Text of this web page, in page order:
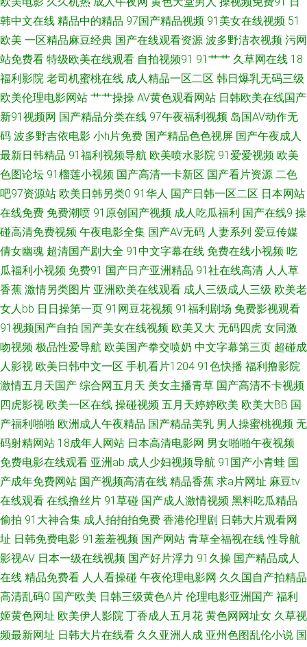
试看 91次元黄色页面 91探花导航 97香蕉影院 av在线资源电影 肏屄视频久
久 91肥BB导航在线 91超碰在线网站 性生交视频 日韩色影影院 日韩第9页
在线不卡视频一区 91黄址 91天作传媒 91视频免费网站 91黑丝激情福利视
色网址 91男人网 91色毛片视频在线 91王站 91老肥 91精品在线观看国产 91
看片 91黑丝尤物 影音先锋婷婷 伊人久久国产原创 91工厂 91欧美性片 91豆
花视频在线 91成人在线免费视频 夜色福利影院导航 天堂色豆花555 人人摸
人人色 男人的天堂综合网 少妇无码一区二区 午夜国产精品小福利 夜精品色
国产精品 天堂av东方 涩涩福利社 青青草原香蕉久久 伦理视频91 九九热黄
国产精品欧美在线网址 人人操操 日本阿V电影在线观看 婷婷五月深爱网 日韩
精品久久成人无码 日本αV在线观看 美欧日韩av 激情网快播 色97人妻露脸在
线 五月天丁香社区 伊人五月香蕉 五月天综合色图 日韩新片BT一二三 色色日
女人 青草91在线视频 美女WWW1口 久草免费福利资源站 亚洲变态另类综合
91n视频户外勾引 91精片 91秘成人秘密入口导航 91国产白丝 69性爱小视频
91工厂小视频 影音先锋AV少妇资源 91亚色视频下载 99精品国产视频 大香
蕉老怡红院 av资源天堂 中文字幕首页人妻91 成人日韩网址 肏福利社 AV老司
机资源网 九九热毛茸茸 另类aVAV 人人插人人AV网 欧美日韩成人黄色网址
AV在线直播 国产精品自在线 久久免费精品视频图片 精品国产欧美婷婷 国产
韩中文在线 精品中的精品 97国产精品视频 91美女在线视频 51
欧美 一区精品麻豆经典 国产在线观看资源 波多野洁衣视频 污网
站免费看 特级欧美在线观看 自拍视频91 91艹艹 久草网在线 18
福利影院 老司机蜜桃在线 成人精品一区二区 韩日爆乳无码三级
欧美伦理电影网站 艹艹操操 AV黄色观看网站 日韩欧美在线国产
新91视频网 国产精品分类在线 97午夜福利视频 岛国AV动作无
码 波多野吉依电影 小h片免费 国产精品色色视屏 国产午夜成人
最新日韩精品 91福利视频导航 欧美喷水影院 91爱爱视频 欧美
色图论坛 91榴莲小视频 国产高清一卡新区 国产看片资源 二色
吧97资源站 欧美日韩另类0 91华人 国产日韩一区二区 日本网站
在线免费 免费潮喷 91原创国产视频 成人吃瓜福利 国产在线9 操
碰高清免费视频 午夜电影全集 国产AV无码 人妻系列 爱豆传媒
倩女幽魂 超清国产剧大全 91中文字幕在线 免费在线小视频 吃
瓜福利小视频 免费91 国产日产亚洲精品 91社在线高清 人人草
香蕉 激情另类图片 亚洲欧美在线观看 成人三级成人三级 欧美老
女人bb 日日操第一页 91网豆花视频 91福利剧场 免费影视观看
91视频国产自拍 国产美女在线视频 欧美又大 无码四虎 女同激
吻视频 极品性爱导航 欧美国产拳交喷奶 中文字幕第三页 超碰成
人影视 欧美日韩中文一区 手机看片1204 91色快播 福利撸影院
激情五月天国产 综合网五月天 美女主播青草 国产高清不卡视频
四虎影视 欧美一区在线 操碰视频 五月天婷婷欧美 欧美大BB 国
产福利啪啪 欧洲成人午夜精品 国产精品美乳 男人操蜜桃视频 无
码射精网站 18成年人网站 日本高清电影网 男女啪啪午夜视频
免费电影在线观看 亚洲ab 成人少妇视频导航 91国产小青蛙 国
产成年免费网站 国产视频高清在线 精品香蕉 求a片网址 麻豆tv
在线观看 在线撸丝片 91草碰 国产成人激情视频 黑料吃瓜精品
偷拍 91大神合集 成人拍拍拍免费 香港伦理剧 日韩大片观看网
址 日韩免费电影 91羞羞视频 国产网站 青草全福视在线 性导航
影视AV 日本一级在线视频 国产好片浮力 91久操 国产精品成人
在线 精品免费看 人人看操碰 午夜伦理电影网 久久国自产拍精品
高清乱码0 国产欧美 日韩三级黄色A片 伦理电影亚洲国产 福利
姬黄色网址 欧美伊人影院 丁香成人五月花 黄色网网址女 久草视
频最新网址 日韩大片在线看 久久亚洲人成 亚州色图乱伦小说 国